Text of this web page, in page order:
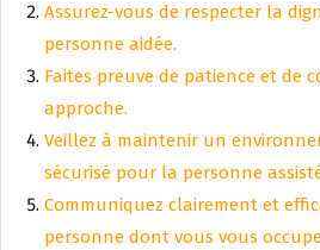
Assurez-vous de respecter la
personne aidée.
Faites preuve de patience et de
approche.
Veillez à maintenir un
sécurisé pour la personne
Communiquez clairement et
personne dont vous vous